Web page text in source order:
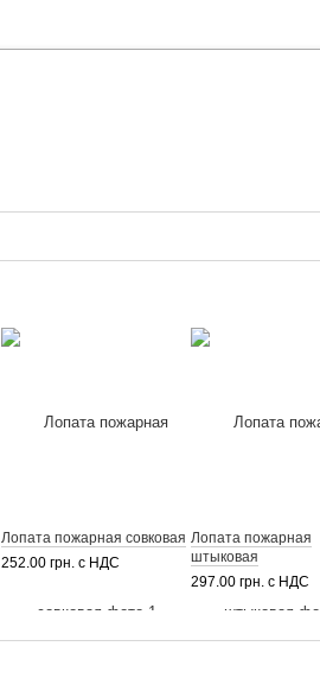
Лопата пожарная совковая
252.00 грн. с НДС
Лопата пожарная
штыковая
297.00 грн. с НДС